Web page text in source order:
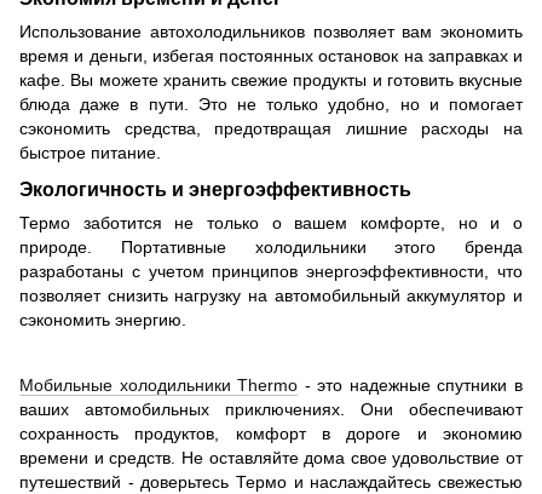
Использование автохолодильников позволяет вам экономить
время и деньги, избегая постоянных остановок на заправках и
кафе. Вы можете хранить свежие продукты и готовить вкусные
блюда даже в пути. Это не только удобно, но и помогает
сэкономить средства, предотвращая лишние расходы на
быстрое питание.
Экологичность и энергоэффективность
Термо заботится не только о вашем комфорте, но и о
природе. Портативные холодильники этого бренда
разработаны с учетом принципов энергоэффективности, что
позволяет снизить нагрузку на автомобильный аккумулятор и
сэкономить энергию.
Мобильные холодильники Thermo - это надежные спутники в
ваших автомобильных приключениях. Они обеспечивают
сохранность продуктов, комфорт в дороге и экономию
времени и средств. Не оставляйте дома свое удовольствие от
путешествий - доверьтесь Термо и наслаждайтесь свежестью